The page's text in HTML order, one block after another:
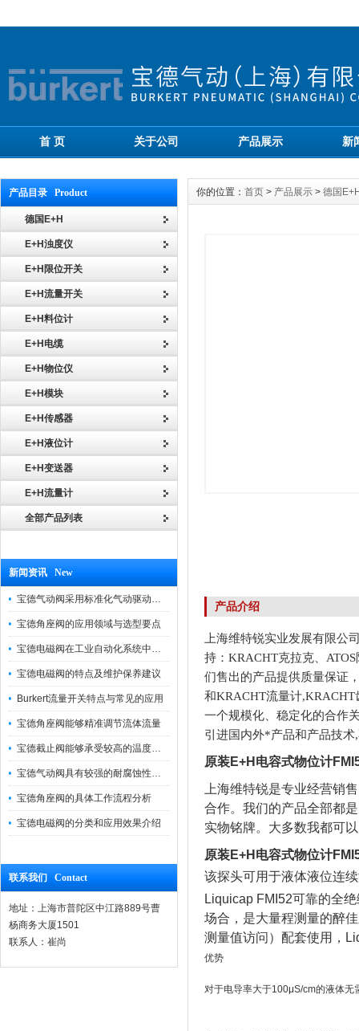
首 页 关于公司 产品展示 新
产品目录 Product
德国E+H
E+H浊度仪
E+H限位开关
E+H流量开关
E+H料位计
E+H电缆
E+H物位仪
E+H模块
E+H传感器
E+H液位计
E+H变送器
E+H流量计
全部产品列表
新闻资讯 New
宝德气动阀采用标准化气动驱动设计，可匹配各类工业气源工况
宝德角座阀的应用领域与选型要点
宝德电磁阀在工业自动化系统中的作用
宝德电磁阀的特点及维护保养建议
Burkert流量开关特点与常见的应用
宝德角座阀能够精准调节流体流量
宝德截止阀能够承受较高的温度和压力
宝德气动阀具有较强的耐腐蚀性和抗震性
宝德角座阀的具体工作流程分析
宝德电磁阀的分类和应用效果介绍
联系我们 Contact
地址：上海市普陀区中江路889号曹
杨商务大厦1501
联系人：崔尚
你的位置： 首页 > 产品展示 > 德国
产品介绍
上海维特锐实业发展有限公
持：KRACHT克拉克、
们售出的产品提供质量保证
和KRACHT流量计,KRACHT
一个规模化、稳定化的合作
引进国内外*产品和产品技
原装E+H电容式物位计
上海维特锐是专业经营销
合作。我们的产品全部都
实物铭牌。大多数我都可
原装E+H电容式物位计
该探头可用于液体液位连
Liquicap FMI52可靠的全
场合，是大量程测量的醉
测量值访问）配套使用，
优势
对于电导率大于100μS/cm的液体